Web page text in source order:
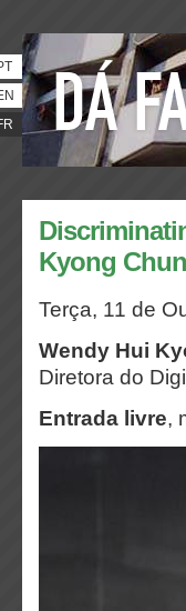
Kyong Chun
Terça, 11 de
Wendy Hui
Diretora do
Entrada livre,